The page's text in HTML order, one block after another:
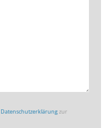
Datenschutzerklärungzur